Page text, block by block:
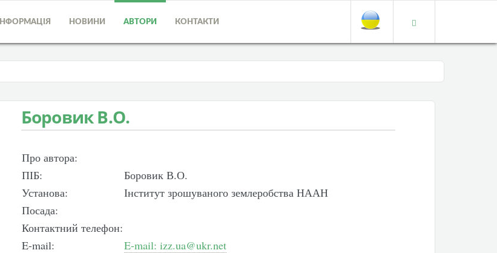
ІНФОРМАЦІЯ НОВИНИ АВТОРИ КОНТАКТИ
Боровик В.О.
Про автора:
ПІБ:
Боровик В.О.
Установа:
Інститут зрошуваного землеробства НААН
Посада:
Контактний телефон:
E-mail:
E-mail: izz.ua@ukr.net